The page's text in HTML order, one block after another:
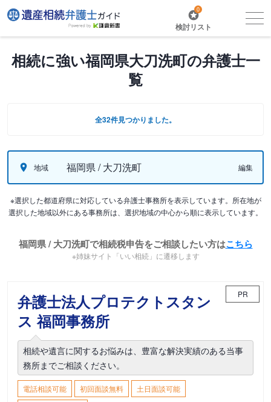
0
検討リスト
相続に強い福岡県大刀洗町の弁護士一
覧
全32件見つかりました。
地域 福岡県 / 大刀洗町 編集
※選択した都道府県に対応している弁護士事務所を表示しています。所在地が
選択した地域以外にある事務所は、選択地域の中心から順に表示しています。
福岡県 / 大刀洗町で相続税申告をご相談したい方はこちら
※姉妹サイト「いい相続」に遷移します
弁護士法人プロテクトスタン
ス 福岡事務所
PR
相続や遺言に関するお悩みは、豊富な解決実績のある当事
務所までご相談ください。
電話相談可能 初回面談無料
土日面談可能